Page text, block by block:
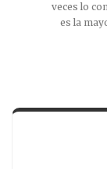
veces lo
es la